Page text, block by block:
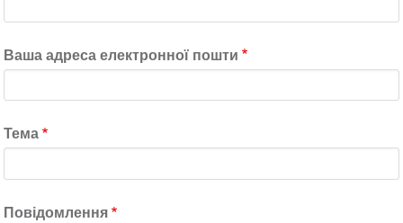
Ваша адреса електронної пошти
Тема
Повідомлення